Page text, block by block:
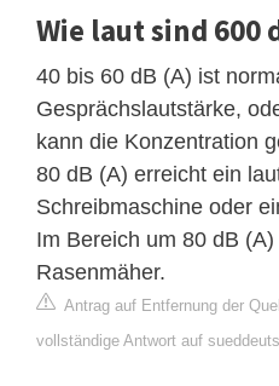
Wie laut sind 600
40 bis 60 dB (A) ist
Gesprächslautstärke,
kann die Konzentration
80 dB (A) erreicht ein
Schreibmaschine oder
Im Bereich um 80 dB
Rasenmäher.
Antrag auf Entfernung der
vollständige Antwort auf